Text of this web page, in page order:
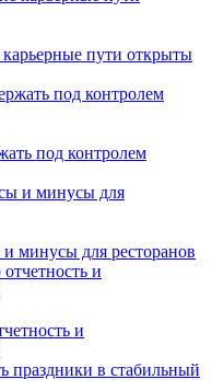
пути открыты
под контролем
минусы для ресторанов
и